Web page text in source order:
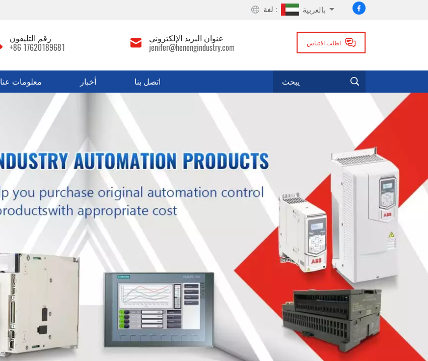
لغة : بالعربية
اطلب اقتباس
رقم التليفون
+86 17620189681
عنوان البريد الإلكتروني
jenifer@henengindustry.com
معلومات عنا أخبار اتصل بنا